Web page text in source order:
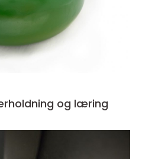
og læring